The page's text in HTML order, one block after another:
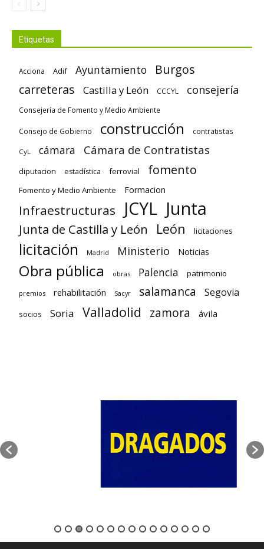
Etiquetas
Acciona Adif Ayuntamiento
Burgos
carreteras
Castilla y León CCCYL consejería
Consejería de Fomento y Medio Ambiente
Consejo de Gobierno construcción contratistas
CyL cámara Cámara de Contratistas
diputacion estadística ferrovial fomento
Fomento y Medio Ambiente Formacion
Infraestructuras JCYL Junta
Junta de Castilla y León León licitaciones
licitación Madrid Ministerio Noticias
Obra pública obras Palencia patrimonio
premios rehabilitación Sacyr salamanca Segovia
socios Soria Valladolid zamora ávila